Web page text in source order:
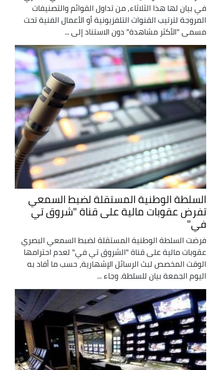
في بيان لها هذا الثلاثاء, من تداول القوائم والتصنيفات
المروجة لترتيب القنوات التلفزيونية أو الأعمال الفنية تحت
مسمى "الأكثر مشاهدة" دون الاستناد إلى ...
السلطة الوطنية المستقلة لضبط السمعي
تفرض عقوبات مالية على قناة "شروق تي
في"
فرضت السلطة الوطنية المستقلة لضبط السمعي البصري
عقوبات مالية على قناة "الشروق تي في" لعدم احترامها
الوقت المخصص لبث الرسائل الإشهارية، حسب ما أفاد به
اليوم الجمعة بيان للسلطة. وجاء ...